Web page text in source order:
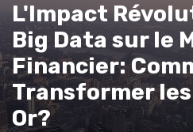
L'Impact
Big Data sur le
Financier:
Transformer
Or?